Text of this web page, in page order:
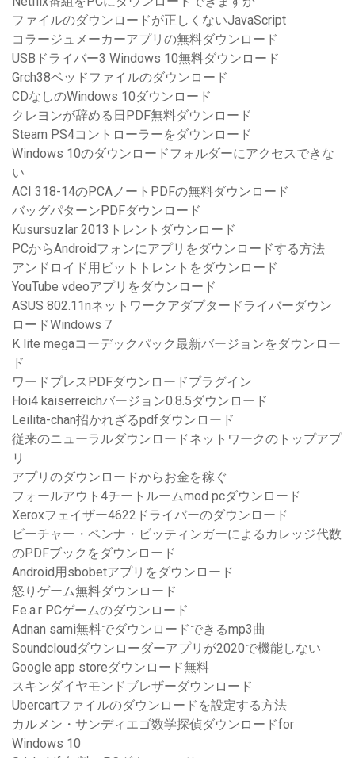
ファイルのダウンロードが正しくないJavaScript
コラージュメーカーアプリの無料ダウンロード
USBドライバー3 Windows 10無料ダウンロード
Grch38ベッドファイルのダウンロード
CDなしのWindows 10ダウンロード
クレヨンが辞める日PDF無料ダウンロード
Steam PS4コントローラーをダウンロード
Windows 10のダウンロードフォルダーにアクセスできな
い
ACI 318-14のPCAノートPDFの無料ダウンロード
バッグパターンPDFダウンロード
Kusursuzlar 2013トレントダウンロード
PCからAndroidフォンにアプリをダウンロードする方法
アンドロイド用ビットトレントをダウンロード
YouTube vdeoアプリをダウンロード
ASUS 802.11nネットワークアダプタードライバーダウン
ロードWindows 7
K lite megaコーデックパック最新バージョンをダウンロー
ド
ワードプレスPDFダウンロードプラグイン
Hoi4 kaiserreichバージョン0.8.5ダウンロード
Leilita-chan招かれざるpdfダウンロード
従来のニューラルダウンロードネットワークのトップアプ
リ
アプリのダウンロードからお金を稼ぐ
フォールアウト4チートルームmod pcダウンロード
Xeroxフェイザー4622ドライバーのダウンロード
ビーチャー・ペンナ・ビッティンガーによるカレッジ代数
のPDFブックをダウンロード
Android用sbobetアプリをダウンロード
怒りゲーム無料ダウンロード
F.e.a.r PCゲームのダウンロード
Adnan sami無料でダウンロードできるmp3曲
Soundcloudダウンローダーアプリが2020で機能しない
Google app storeダウンロード無料
スキンダイヤモンドブレザーダウンロード
Ubercartファイルのダウンロードを設定する方法
カルメン・サンディエゴ数学探偵ダウンロードfor
Windows 10